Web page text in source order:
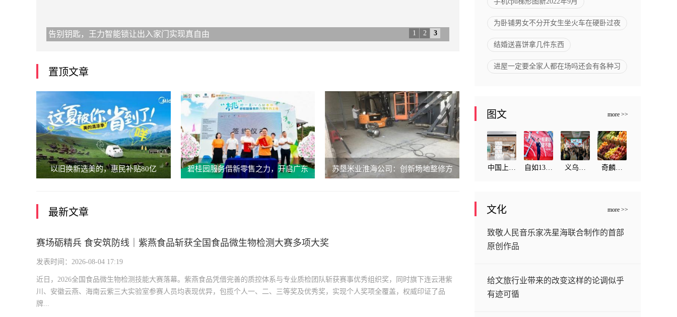
告别钥匙，王力智能锁让出入家门实现真自由 1 2 3
置顶文章
以旧换新选美的，惠民补贴80亿 碧桂园服务借新零售之力，开启广东 苏垦米业淮海公司：创新场地整修方
最新文章
赛场砺精兵 食安筑防线｜紫燕食品斩获全国食品微生物检测大赛多项大奖
发表时间：2026-08-04 17:19
近日，2026全国食品微生物检测技能大赛落幕。紫燕食品凭借完善的质控体系与专业质检团队斩获赛事优秀组织奖，同时旗下连云港紫
川、安徽云燕、海南云紫三大实验室参赛人员均表现优异，包揽个人一、二、三等奖及优秀奖，实现个人奖项全覆盖，权威印证了品
牌...
为卧铺男女不分开女生坐火车在硬卧过夜
结婚送喜饼拿几件东西
进屋一定要全家人都在场吗还会有各种习
图文 more >>
中国上市
卡文联名
在同店展
示，国内
烘焙品牌
自如13周
不动产全
义乌文
地“无中
奇麟鲜
与低价陷
阱，重塑
文化 more >>
致敬人民音乐家冼星海联合制作的首部
原创作品
给文旅行业带来的改变这样的论调似乎
有迹可循